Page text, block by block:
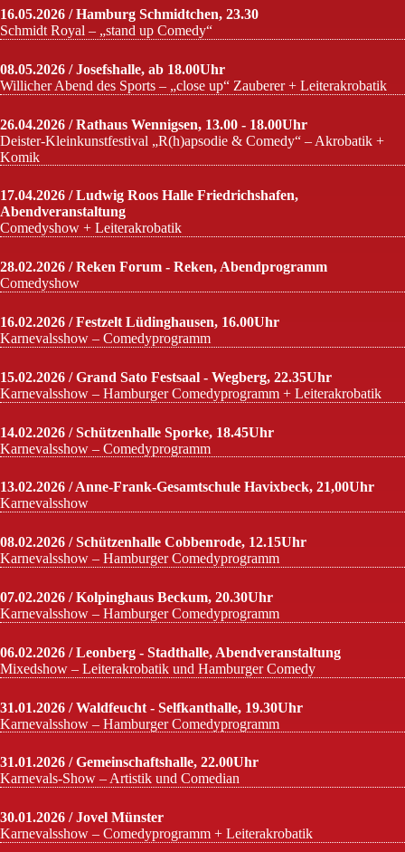
16.05.2026 / Hamburg Schmidtchen, 23.30
Schmidt Royal – „stand up Comedy“
08.05.2026 / Josefshalle, ab 18.00Uhr
Willicher Abend des Sports – „close up“ Zauberer + Leiterakrobatik
26.04.2026 / Rathaus Wennigsen, 13.00 - 18.00Uhr
Deister-Kleinkunstfestival „R(h)apsodie & Comedy“ – Akrobatik +
Komik
17.04.2026 / Ludwig Roos Halle Friedrichshafen,
Abendveranstaltung
Comedyshow + Leiterakrobatik
28.02.2026 / Reken Forum - Reken, Abendprogramm
Comedyshow
16.02.2026 / Festzelt Lüdinghausen, 16.00Uhr
Karnevalsshow – Comedyprogramm
15.02.2026 / Grand Sato Festsaal - Wegberg, 22.35Uhr
Karnevalsshow – Hamburger Comedyprogramm + Leiterakrobatik
14.02.2026 / Schützenhalle Sporke, 18.45Uhr
Karnevalsshow – Comedyprogramm
13.02.2026 / Anne-Frank-Gesamtschule Havixbeck, 21,00Uhr
Karnevalsshow
08.02.2026 / Schützenhalle Cobbenrode, 12.15Uhr
Karnevalsshow – Hamburger Comedyprogramm
07.02.2026 / Kolpinghaus Beckum, 20.30Uhr
Karnevalsshow – Hamburger Comedyprogramm
06.02.2026 / Leonberg - Stadthalle, Abendveranstaltung
Mixedshow – Leiterakrobatik und Hamburger Comedy
31.01.2026 / Waldfeucht - Selfkanthalle, 19.30Uhr
Karnevalsshow – Hamburger Comedyprogramm
31.01.2026 / Gemeinschaftshalle, 22.00Uhr
Karnevals-Show – Artistik und Comedian
30.01.2026 / Jovel Münster
Karnevalsshow – Comedyprogramm + Leiterakrobatik